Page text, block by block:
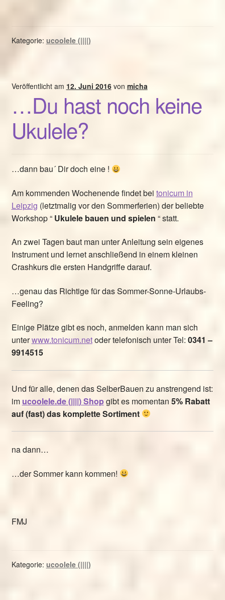
Kategorie: ucoolele (||||)
Veröffentlicht am 12. Juni 2016 von micha
…Du hast noch keine
Ukulele?
…dann bau´ Dir doch eine !
Am kommenden Wochenende findet bei tonicum in
Leipzig (letztmalig vor den Sommerferien) der beliebte
Workshop “ Ukulele bauen und spielen “ statt.
An zwei Tagen baut man unter Anleitung sein eigenes
Instrument und lernet anschließend in einem kleinen
Crashkurs die ersten Handgriffe darauf.
…genau das Richtige für das Sommer-Sonne-Urlaubs-
Feeling?
Einige Plätze gibt es noch, anmelden kann man sich
unterwww.tonicum.netoder telefonisch unter Tel: 0341 –
9914515
Und für alle, denen das SelberBauen zu anstrengend ist:
im ucoolele.de (||||) Shopgibt es momentan 5% Rabatt
auf (fast) das komplette Sortiment
na dann…
…der Sommer kann kommen!
FMJ
Kategorie: ucoolele (||||)